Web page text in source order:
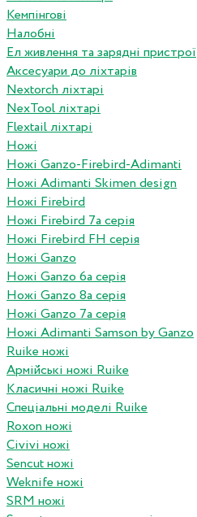
Кемпінгові
Налобні
Ел живлення та зарядні пристрої
Аксесуари до ліхтарів
Nextorch ліхтарі
NexTool ліхтарі
Flextail ліхтарі
Ножі
Ножі Ganzo-Firebird-Adimanti
Ножі Adimanti Skimen design
Ножі Firebird
Ножі Firebird 7а серія
Ножі Firebird FH серія
Ножі Ganzo
Ножі Ganzo 6а серія
Ножі Ganzo 8а серія
Ножі Ganzo 7а серія
Ножі Adimanti Samson by Ganzo
Ruike ножі
Армійські ножі Ruike
Класичні ножі Ruike
Спеціальні моделі Ruike
Roxon ножi
Civivi ножі
Sencut ножі
Weknife ножі
SRM ножі